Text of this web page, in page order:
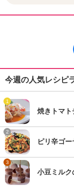
今週の人気レシピ
1
焼きトマト
2
ピリ辛ゴ
3
小豆ミルク